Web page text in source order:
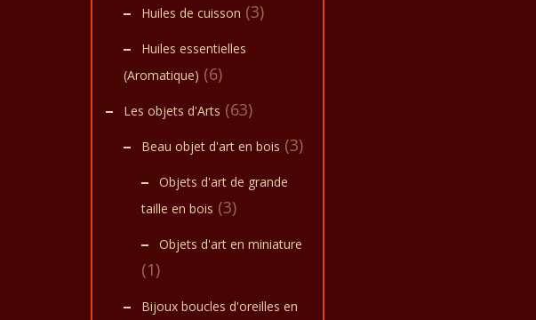
Huiles de cuisson (3)
Huiles essentielles
(Aromatique) (6)
Les objets d'Arts (63)
Beau objet d'art en bois (3)
Objets d'art de grande
taille en bois (3)
Objets d'art en miniature
(1)
Bijoux boucles d'oreilles en